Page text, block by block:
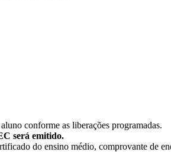
conforme as liberações programadas.
será emitido.
do ensino médio, comprovante de